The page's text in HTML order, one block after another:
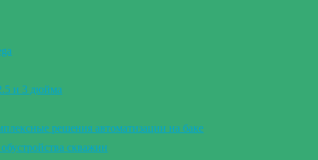
и 3 дюйма
решения автоматизации на баке
скважин